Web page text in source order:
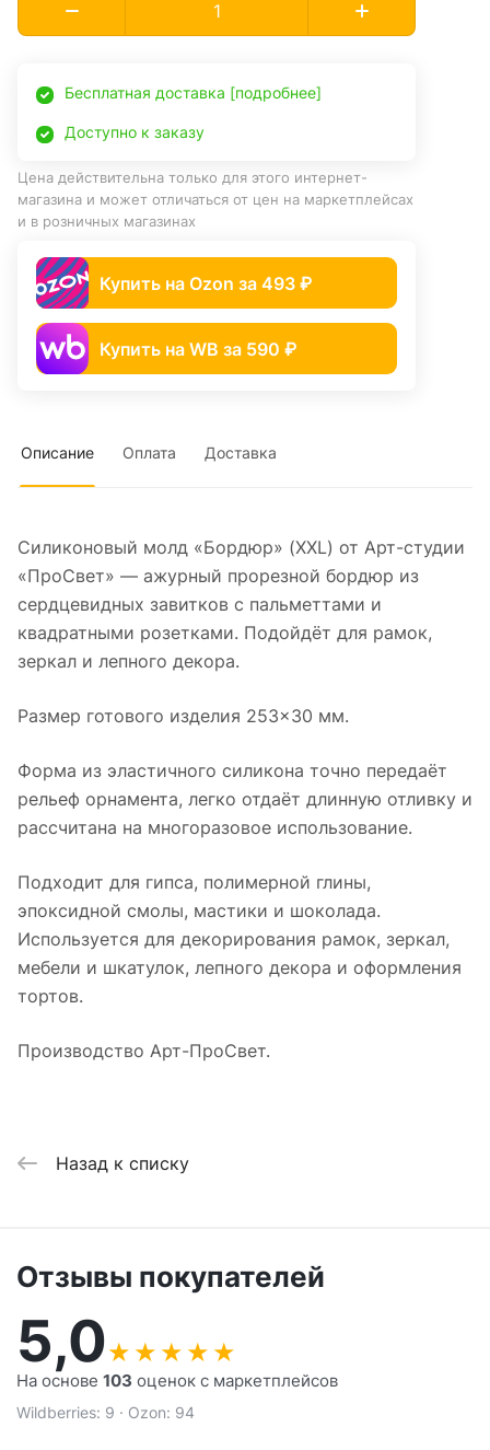
Бесплатная доставка [подробнее]
Доступно к заказу
Цена действительна только для этого интернет-
магазина и может отличаться от цен на маркетплейсах
и в розничных магазинах
Купить на Ozon за 493 ₽
Купить на WB за 590 ₽
Описание Оплата Доставка
Силиконовый молд «Бордюр» (XXL) от Арт-студии
«ПроСвет» — ажурный прорезной бордюр из
сердцевидных завитков с пальметтами и
квадратными розетками. Подойдёт для рамок,
зеркал и лепного декора.
Размер готового изделия 253×30 мм.
Форма из эластичного силикона точно передаёт
рельеф орнамента, легко отдаёт длинную отливку и
рассчитана на многоразовое использование.
Подходит для гипса, полимерной глины,
эпоксидной смолы, мастики и шоколада.
Используется для декорирования рамок, зеркал,
мебели и шкатулок, лепного декора и оформления
тортов.
Производство Арт-ПроСвет.
Назад к списку
Отзывы покупателей
5,0★ ★ ★ ★ ★
На основе 103 оценок с маркетплейсов
Wildberries: 9 · Ozon: 94